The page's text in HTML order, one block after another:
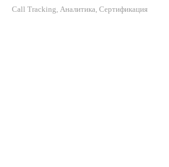
Call Tracking, Аналитика, Сертификация